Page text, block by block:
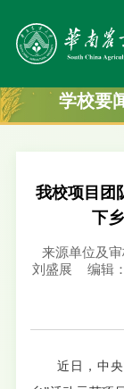
学校要
我校项目团
下
来源单位及
刘盛展
编辑：
近日，中央